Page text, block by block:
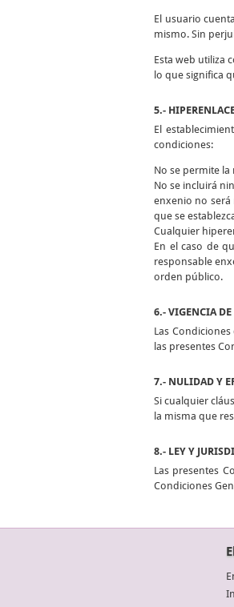
El usuario
mismo. Sin
Esta web utiliza
lo que significa
5.-
El
condiciones:
No se permite
No se incluirá
enxenio no será
que se
Cualquier
En el caso de
responsable
orden público.
6.- VIGENCIA
Las
las presentes
7.- NULIDAD Y
Si cualquier
la misma que
8.- LEY Y
Las presentes
Condiciones